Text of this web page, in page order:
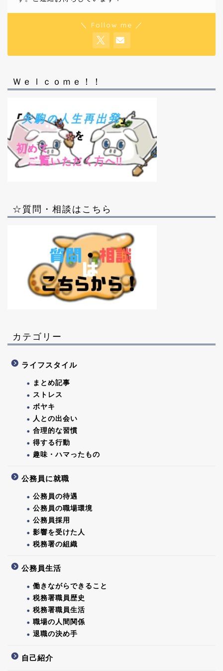
＼ Follow me ／
Ｗｅｌｃｏｍｅ！！
☆質問・相談はこちら
カテゴリー
ライフスタイル
まとめ記事
ストレス
ボヤキ
人との出会い
合理的な習慣
得する行動
趣味・ハマったもの
公務員に就職
公務員の待遇
公務員の職場環境
公務員採用
影響を受けた人
税務署の組織
公務員生活
働きながらできること
税務署職員歴史
税務署職員生活
職場の人間関係
退職の決め手
自己紹介